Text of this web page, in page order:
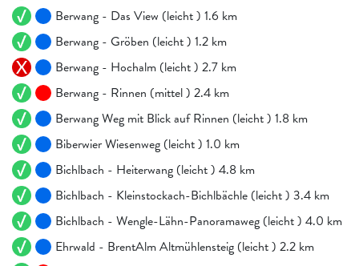
Berwang - Das View (leicht ) 1.6 km
Berwang - Gröben (leicht ) 1.2 km
Berwang - Hochalm (leicht ) 2.7 km
Berwang - Rinnen (mittel ) 2.4 km
Berwang Weg mit Blick auf Rinnen (leicht ) 1.8 km
Biberwier Wiesenweg (leicht ) 1.0 km
Bichlbach - Heiterwang (leicht ) 4.8 km
Bichlbach - Kleinstockach-Bichlbächle (leicht ) 3.4 km
Bichlbach - Wengle-Lähn-Panoramaweg (leicht ) 4.0 km
Ehrwald - BrentAlm Altmühlensteig (leicht ) 2.2 km